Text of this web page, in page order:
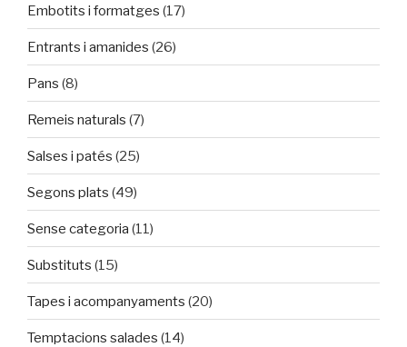
Embotits i formatges (17)
Entrants i amanides (26)
Pans (8)
Remeis naturals (7)
Salses i patés (25)
Segons plats (49)
Sense categoria (11)
Substituts (15)
Tapes i acompanyaments (20)
Temptacions salades (14)